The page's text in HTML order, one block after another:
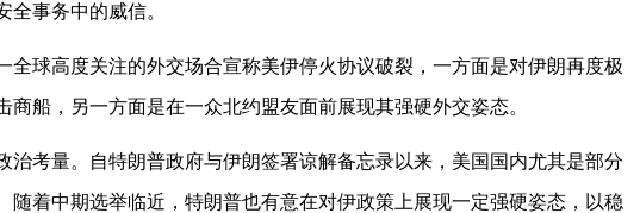
全事务中的威信。
全球高度关注的外交场合宣称美伊停火协议破裂，一方面是对伊朗再度极
商船，另一方面是在一众北约盟友面前展现其强硬外交姿态。
治考量。自特朗普政府与伊朗签署谅解备忘录以来，美国国内尤其是部分
随着中期选举临近，特朗普也有意在对伊政策上展现一定强硬姿态，以稳